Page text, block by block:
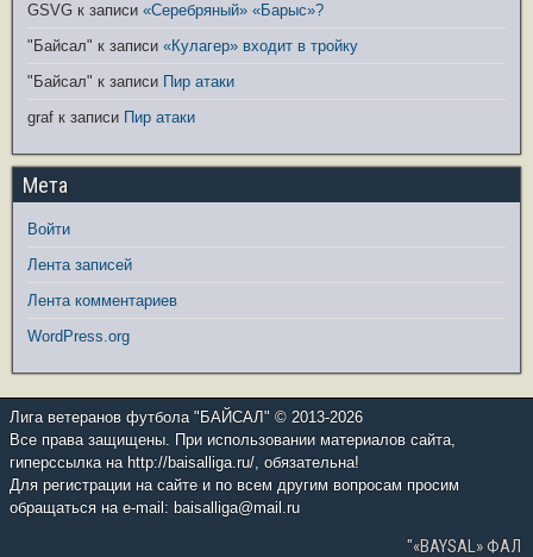
GSVG к записи «Серебряный» «Барыс»?
"Байсал" к записи «Кулагер» входит в тройку
"Байсал" к записи Пир атаки
graf к записи Пир атаки
Мета
Войти
Лента записей
Лента комментариев
WordPress.org
Лига ветеранов футбола "БАЙСАЛ" © 2013-2026
Все права защищены. При использовании материалов сайта,
гиперссылка на http://baisalliga.ru/, обязательна!
Для регистрации на сайте и по всем другим вопросам просим
обращаться на e-mail: baisalliga@mail.ru
"«BAYSAL» ФАЛ